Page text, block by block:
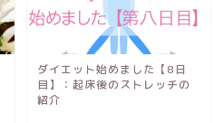
ダイエット始めました【8日
目】：起床後のストレッチの
紹介